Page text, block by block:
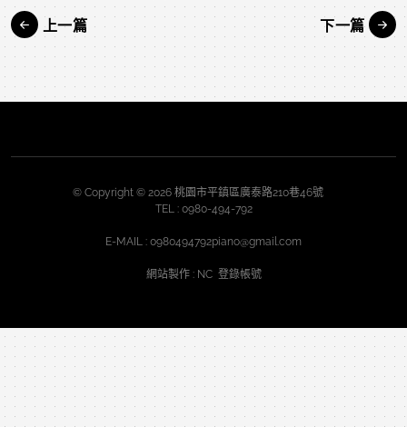
上一篇 下一篇
© Copyright © 2026 桃園市平鎮區廣泰路210巷46號
TEL : 0980-494-792
E-MAIL : 0980494792piano@gmail.com
網站製作: NC 登錄帳號